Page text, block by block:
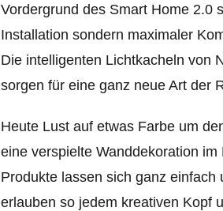
Vordergrund des Smart Home 2.0
Installation sondern maximaler
Die intelligenten Lichtkacheln von
sorgen für eine ganz neue Art der
Heute Lust auf etwas Farbe um
eine verspielte Wanddekoration
Produkte lassen sich ganz
erlauben so jedem kreativen Kopf